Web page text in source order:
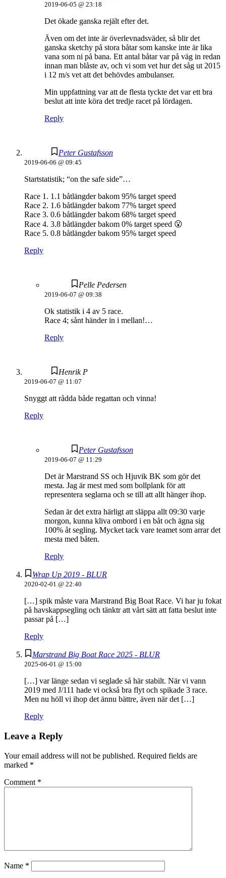
2019-06-05 @ 23:18
Det ökade ganska rejält efter det.
Även om det inte är överlevnadsväder, så blir det
ganska sketchy på stora båtar som kanske inte är lika
vana som ni på bana. Ett antal båtar var på väg in redan
innan man blåste av, och vi som vet hur det såg ut 2015
i 12 m/s vet att det behövdes ambulanser.
Min uppfattning var att de flesta tyckte det var ett bra
beslut att inte köra det tredje racet på lördagen.
Reply
Peter Gustafsson
2019-06-06 @ 09:45
Startstatistik; “on the safe side”…
Race 1. 1.1 båtlängder bakom 95% target speed
Race 2. 1.6 båtlängder bakom 77% target speed
Race 3. 0.6 båtlängder bakom 68% target speed
Race 4. 3.8 båtlängder bakom 0% target speed 😮
Race 5. 0.8 båtlängder bakom 95% target speed
Reply
Pelle Pedersen
2019-06-07 @ 09:38
Ok statistik i 4 av 5 race.
Race 4; sånt händer in i mellan!…
Reply
Henrik P
2019-06-07 @ 11:07
Snyggt att rådda både regattan och vinna!
Reply
Peter Gustafsson
2019-06-07 @ 11:29
Det är Marstrand SS och Hjuvik BK som gör det
mesta. Jag är mest med som bollplank för att
representera seglarna och se till att allt hänger ihop.
Sedan är det extra härligt att släppa allt 09:30 varje
morgon, kunna kliva ombord i en båt och ägna sig
100% åt segling. Mycket tack vare teamet som arrar det
mesta med båten.
Reply
Wrap Up 2019 - BLUR
2020-02-01 @ 22:40
[…] spik måste vara Marstrand Big Boat Race. Vi har ju fokat
på havskappsegling och tänktr att vårt sätt att fatta beslut inte
passar på […]
Reply
Marstrand Big Boat Race 2025 - BLUR
2025-06-01 @ 15:00
[…] var länge sedan vi seglade så här stabilt. När vi vann
2019 med J/111 hade vi också bra flyt och spikade 3 race.
Men nu höll vi ihop det ännu bättre, även när det […]
Reply
Leave a Reply
Your email address will not be published. Required fields are
marked *
Comment *
Name *